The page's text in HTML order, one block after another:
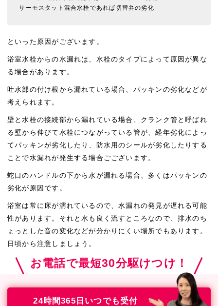
サーモスタット混合水栓であれば切替弁の劣化
といった原因がございます。
浴室水栓からの水漏れは、水栓のタイプによって原因が異な
る場合があります。
吐水部の付け根から漏れている場合、パッキンの劣化などが
考えられます。
壁と水栓の接続部から漏れている場合、クランク管と呼ばれ
る壁から伸びて水栓につながっている管が、経年劣化によっ
てパッキンが劣化したり、防水用のシールが劣化したりする
ことで水漏れが発生する場合ごございます。
蛇口のハンドルの下から水が漏れる場合、多くはパッキンの
劣化が原因です。
浴室は常に床が濡れているので、水漏れの発見が遅れる可能
性があります。それと水も良く流すところなので、排水のち
ょっとした音の変化などが分かりにくい場所でもあります。
日頃から注意しましょう。
お電話で最短30分駆けつけ！
24時間365日いつでも受付